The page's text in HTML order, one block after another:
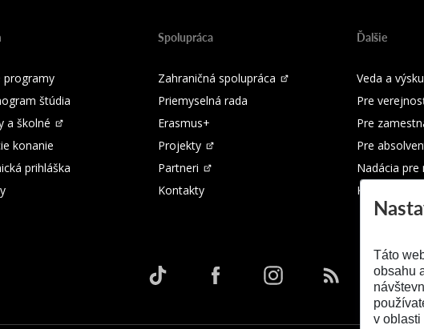
programy
štúdia
a školné
konanie
prihláška
Spolupráca
Zahraničná spolupráca
Priemyselná rada
Erasmus+
Projekty
Partneri
Kontakty
Ďalšie
Veda a
Pre
Pre
Pre
Nadácia pre
Kontakty
Táto
obsahu
v oblasti